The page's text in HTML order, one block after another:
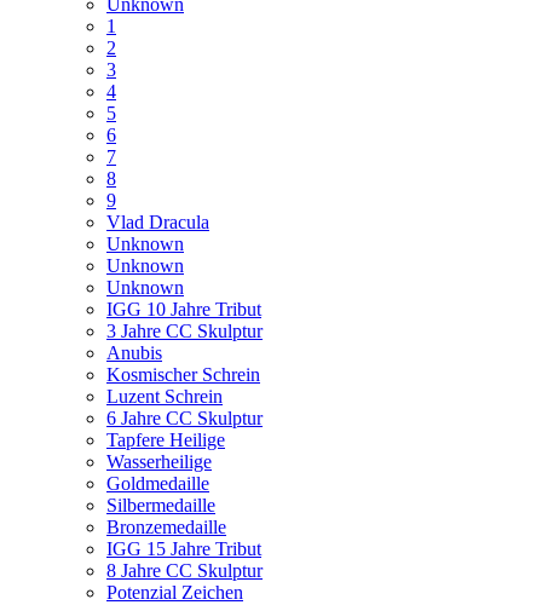
Unknown
1
2
3
4
5
6
7
8
9
Vlad Dracula
Unknown
Unknown
Unknown
IGG 10 Jahre Tribut
3 Jahre CC Skulptur
Anubis
Kosmischer Schrein
Luzent Schrein
6 Jahre CC Skulptur
Tapfere Heilige
Wasserheilige
Goldmedaille
Silbermedaille
Bronzemedaille
IGG 15 Jahre Tribut
8 Jahre CC Skulptur
Potenzial Zeichen